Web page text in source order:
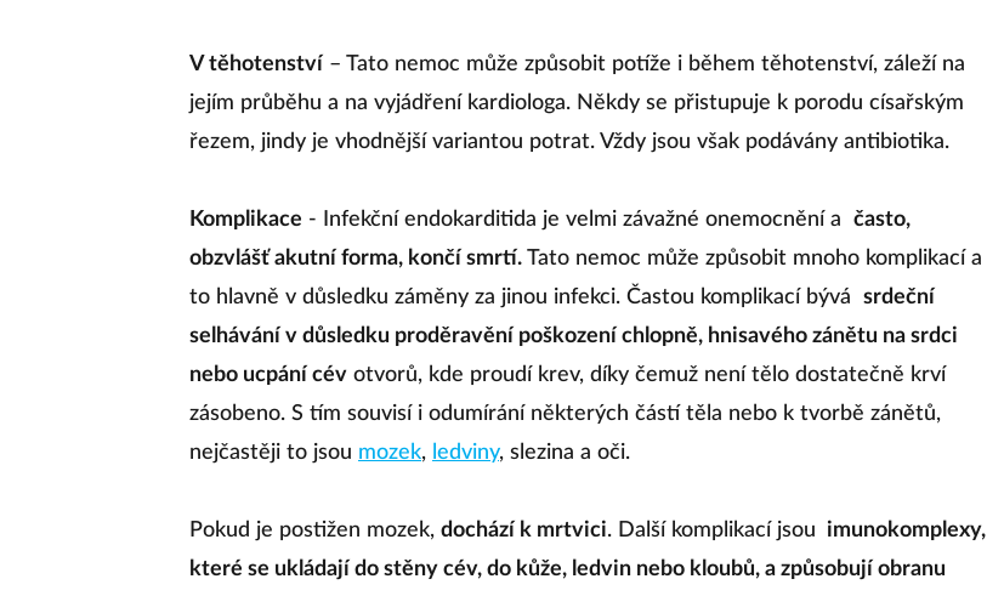
V těhotenství – Tato nemoc může způsobit potíže i během těhotenství, záleží na
jejím průběhu a na vyjádření kardiologa. Někdy se přistupuje k porodu císařským
řezem, jindy je vhodnější variantou potrat. Vždy jsou však podávány antibiotika.
Komplikace - Infekční endokarditida je velmi závažné onemocnění a
často,
obzvlášť akutní forma, končí smrtí. Tato nemoc může způsobit mnoho komplikací a
to hlavně v důsledku záměny za jinou infekci. Častou komplikací bývá
srdeční
selhávání v důsledku proděravění poškození chlopně, hnisavého zánětu na srdci
nebo ucpání cév otvorů, kde proudí krev, díky čemuž není tělo dostatečně krví
zásobeno. S tím souvisí i odumírání některých částí těla nebo k tvorbě zánětů,
nejčastěji to jsou mozek, ledviny, slezina a oči.
Pokud je postižen mozek, dochází k mrtvici. Další komplikací jsou
imunokomplexy,
které se ukládají do stěny cév, do kůže, ledvin nebo kloubů, a způsobují obranu